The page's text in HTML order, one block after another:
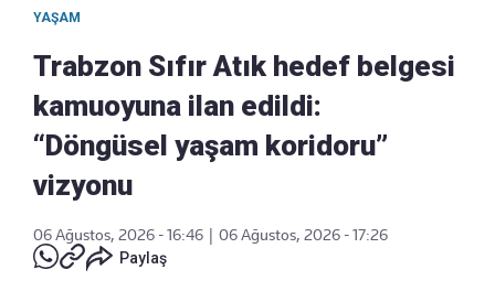
YAŞAM
Trabzon Sıfır Atık hedef belgesi
kamuoyuna ilan edildi:
“Döngüsel yaşam koridoru”
vizyonu
06 Ağustos, 2026 - 16:46
06 Ağustos, 2026 - 17:26
Paylaş